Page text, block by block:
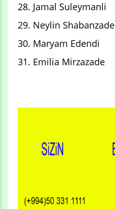
28. Jamal Suleymanli
29. Neylin Shabanzade
30. Maryam Edendi
31. Emilia Mirzazade